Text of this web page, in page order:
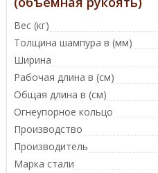
Вес (кг)
Толщина шампура в (мм)
Ширина
Рабочая длина в (см)
Общая длина в (см)
Огнеупорное кольцо
Производство
Производитель
Марка стали